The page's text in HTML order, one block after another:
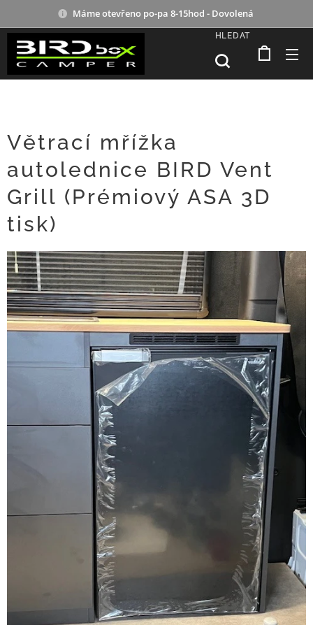
Máme otevřeno po-pa 8-15hod - Dovolená
HLEDAT
Větrací mřížka
autolednice BIRD Vent
Grill (Prémiový ASA 3D
tisk) 🛠️❄️